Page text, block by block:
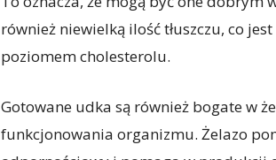
również niewielką ilość tłuszczu, co
poziomem cholesterolu.
Gotowane udka są również bogate w
funkcjonowania organizmu. Żelazo